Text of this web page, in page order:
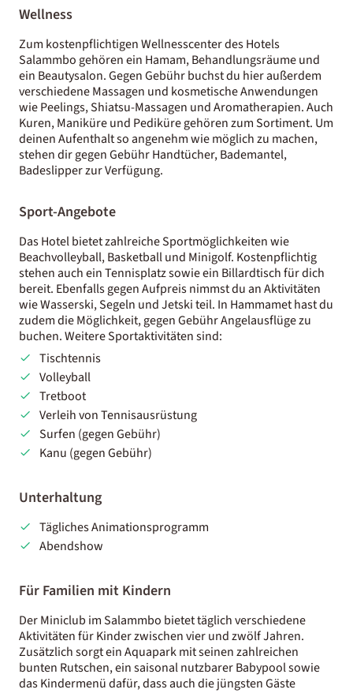
Wellness
Zum kostenpflichtigen Wellnesscenter des Hotels
Salammbo gehören ein Hamam, Behandlungsräume und
ein Beautysalon. Gegen Gebühr buchst du hier außerdem
verschiedene Massagen und kosmetische Anwendungen
wie Peelings, Shiatsu-Massagen und Aromatherapien. Auch
Kuren, Maniküre und Pediküre gehören zum Sortiment. Um
deinen Aufenthalt so angenehm wie möglich zu machen,
stehen dir gegen Gebühr Handtücher, Bademantel,
Badeslipper zur Verfügung.
Sport-Angebote
Das Hotel bietet zahlreiche Sportmöglichkeiten wie
Beachvolleyball, Basketball und Minigolf. Kostenpflichtig
stehen auch ein Tennisplatz sowie ein Billardtisch für dich
bereit. Ebenfalls gegen Aufpreis nimmst du an Aktivitäten
wie Wasserski, Segeln und Jetski teil. In Hammamet hast du
zudem die Möglichkeit, gegen Gebühr Angelausflüge zu
buchen. Weitere Sportaktivitäten sind:
Tischtennis
Volleyball
Tretboot
Verleih von Tennisausrüstung
Surfen (gegen Gebühr)
Kanu (gegen Gebühr)
Unterhaltung
Tägliches Animationsprogramm
Abendshow
Für Familien mit Kindern
Der Miniclub im Salammbo bietet täglich verschiedene
Aktivitäten für Kinder zwischen vier und zwölf Jahren.
Zusätzlich sorgt ein Aquapark mit seinen zahlreichen
bunten Rutschen, ein saisonal nutzbarer Babypool sowie
das Kindermenü dafür, dass auch die jüngsten Gäste